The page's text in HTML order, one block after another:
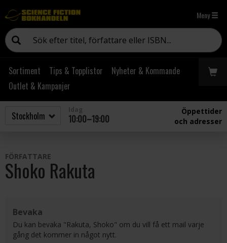
Meny
Sortiment Tips & Topplistor
Nyheter & Kommande
Outlet & Kampanjer
10:00–19:00
Öppettider
och adresser
FÖRFATTARE
Shoko Rakuta
Bevaka
Du kan bevaka "Rakuta, Shoko" om du vill få ett mail varje
gång det kommer in något nytt.